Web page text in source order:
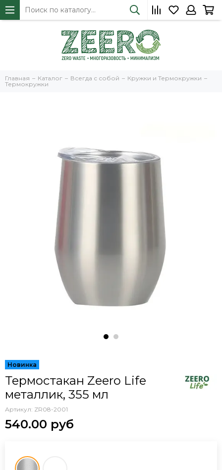
Главная Каталог Всегда с собой
Кружки и Термокружки
Термокружки
Термостакан Zeero Life
металлик, 355 мл
Артикул: ZR08-2001
540.00 руб